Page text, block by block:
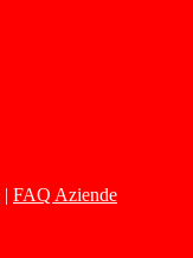
| FAQ Aziende